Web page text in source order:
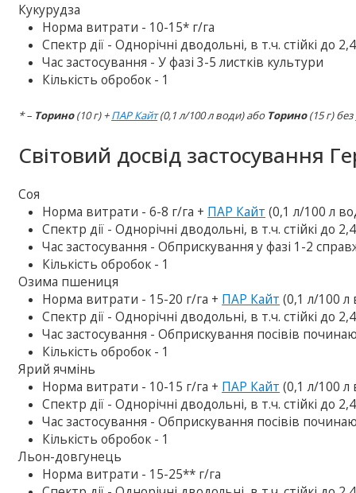
Кукурудза
Норма витрати - 10-15* г/га
Спектр дії - Однорічні дводольні, в т.ч. стійкі до
Час застосування - У фазі 3-5 листків культури
Кількість обробок - 1
* – Торино(10 г) +ПАР Кайт(0,1 л/100 л води) або Торино(15 г) без
Світовий досвід застосування
Соя
Норма витрати - 6-8 г/га + ПАР Кайт (0,1 л/100 л
Спектр дії - Однорічні дводольні, в т.ч. стійкі до
Час застосування - Обприскування у фазі 1-2
Кількість обробок - 1
Озима пшениця
Норма витрати - 15-20 г/га + ПАР Кайт (0,1 л/100 л
Спектр дії - Однорічні дводольні, в т.ч. стійкі до
Час застосування - Обприскування посівів
Кількість обробок - 1
Ярий ячмінь
Норма витрати - 10-15 г/га + ПАР Кайт (0,1 л/100 л
Спектр дії - Однорічні дводольні, в т.ч. стійкі до
Час застосування - Обприскування посівів
Кількість обробок - 1
Льон-довгунець
Норма витрати - 15-25** г/га